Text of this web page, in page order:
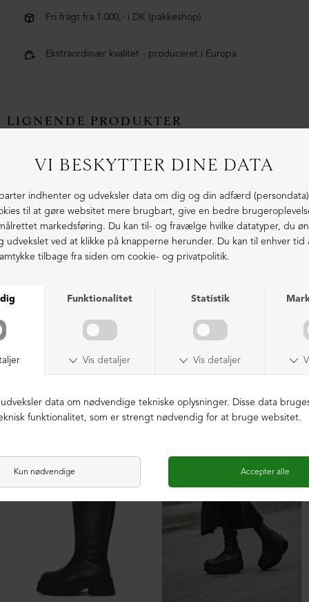
Fri fragt fra 1.000,- i DK (pakkeshop)
Ekstraordinær kvalitet - produceret i Europa
LIGNENDE PRODUKTER
Lang støvle med lynlås
DKK 3.399,00
Lang støvle med høj sål
DKK 4.399,00